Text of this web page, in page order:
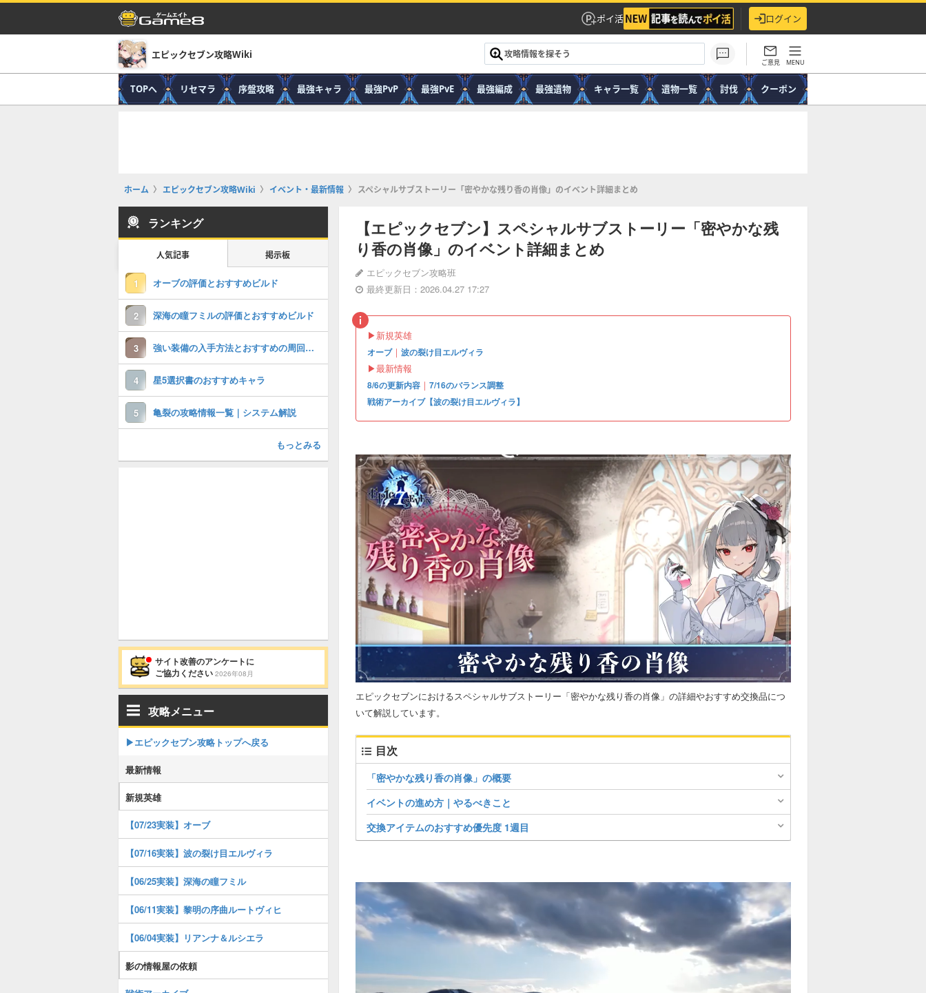
ポイ活 ログイン
エピックセブン攻略Wiki
ご意見 MENU
TOPへ リセマラ 序盤攻略 最強キャラ 最強PvP 最強PvE 最強編成 最強遺物 キャラ一覧 遺物一覧 討伐 クーポン
ホーム エピックセブン攻略Wiki イベント・最新情報 スペシャルサブストーリー「密やかな残り香の肖像」のイベント詳細まとめ
【エピックセブン】スペシャルサブストーリー「密やかな残
り香の肖像」のイベント詳細まとめ
エピックセブン攻略班
最終更新日：2026.04.27 17:27
▶︎新規英雄
オーブ｜ 波の裂け目エルヴィラ
▶︎最新情報
8/6の更新内容 ｜ 7/16のバランス調整
戦術アーカイブ【波の裂け目エルヴィラ】
エピックセブンにおけるスペシャルサブストーリー「密やかな残り香の肖像」の詳細やおすすめ交換品につ
いて解説しています。
目次
「密やかな残り香の肖像」の概要
イベントの進め方｜やるべきこと
交換アイテムのおすすめ優先度 1週目
ランキング
人気記事 掲示板
1 オーブの評価とおすすめビルド
2 深海の瞳フミルの評価とおすすめビルド
3 強い装備の入手方法とおすすめの周回場所
4 星5選択書のおすすめキャラ
5 亀裂の攻略情報一覧｜システム解説
もっとみる
サイト改善のアンケートに
ご協力ください 2026年08月
攻略メニュー
▶︎エピックセブン攻略トップへ戻る
最新情報
新規英雄
【07/23実装】オーブ
【07/16実装】波の裂け目エルヴィラ
【06/25実装】深海の瞳フミル
【06/11実装】黎明の序曲ルートヴィヒ
【06/04実装】リアンナ＆ルシエラ
影の情報屋の依頼